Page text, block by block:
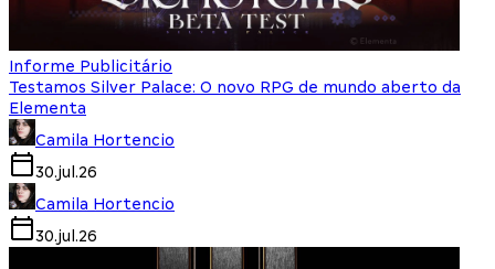
Informe Publicitário
Testamos Silver Palace: O novo RPG de mundo aberto da
Elementa
Camila Hortencio
30.jul.26
Camila Hortencio
30.jul.26